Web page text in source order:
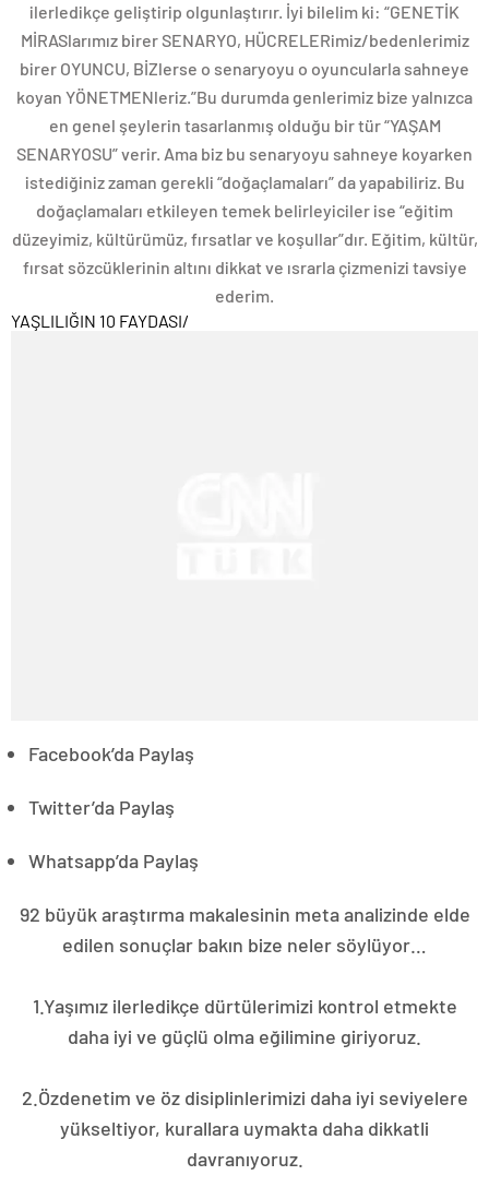
ilerledikçe geliştirip olgunlaştırır. İyi bilelim ki: “GENETİK
MİRASlarımız birer SENARYO, HÜCRELERimiz/bedenlerimiz
birer OYUNCU, BİZlerse o senaryoyu o oyuncularla sahneye
koyan YÖNETMENleriz.”Bu durumda genlerimiz bize yalnızca
en genel şeylerin tasarlanmış olduğu bir tür “YAŞAM
SENARYOSU” verir. Ama biz bu senaryoyu sahneye koyarken
istediğiniz zaman gerekli “doğaçlamaları” da yapabiliriz. Bu
doğaçlamaları etkileyen temek belirleyiciler ise “eğitim
düzeyimiz, kültürümüz, fırsatlar ve koşullar”dır. Eğitim, kültür,
fırsat sözcüklerinin altını dikkat ve ısrarla çizmenizi tavsiye
ederim.
YAŞLILIĞIN 10 FAYDASI/
Facebook’da Paylaş
Twitter’da Paylaş
Whatsapp’da Paylaş
92 büyük araştırma makalesinin meta analizinde elde
edilen sonuçlar bakın bize neler söylüyor…
1.Yaşımız ilerledikçe dürtülerimizi kontrol etmekte
daha iyi ve güçlü olma eğilimine giriyoruz.
2.Özdenetim ve öz disiplinlerimizi daha iyi seviyelere
yükseltiyor, kurallara uymakta daha dikkatli
davranıyoruz.